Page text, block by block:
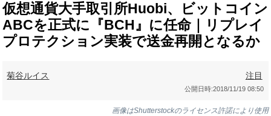
仮想通貨大手取引所Huobi、ビットコイン
ABCを正式に『BCH』に任命｜リプレイ
プロテクション実装で送金再開となるか
菊谷ルイス 注目
公開日時:2018/11/19 08:50
画像はShutterstockのライセンス許諾により使用